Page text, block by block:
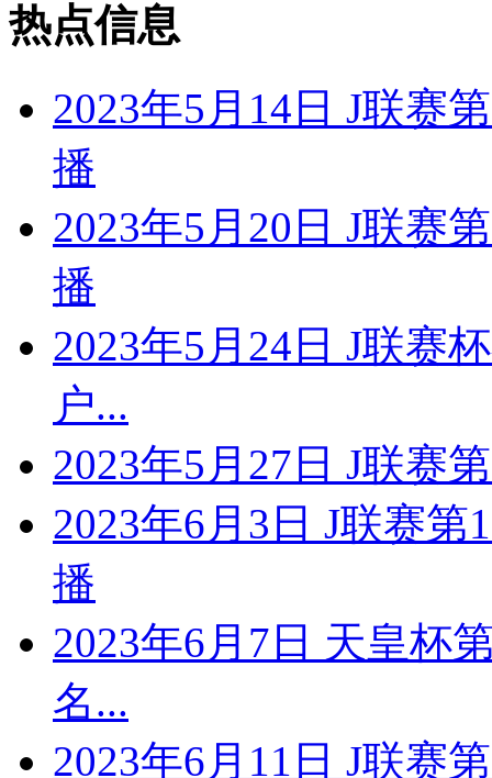
热点信息
2023年5月14日 J联赛
播
2023年5月20日 J联赛
播
2023年5月24日 J联赛
户...
2023年5月27日 J联赛
2023年6月3日 J联赛
播
2023年6月7日 天皇杯
名...
2023年6月11日 J联赛